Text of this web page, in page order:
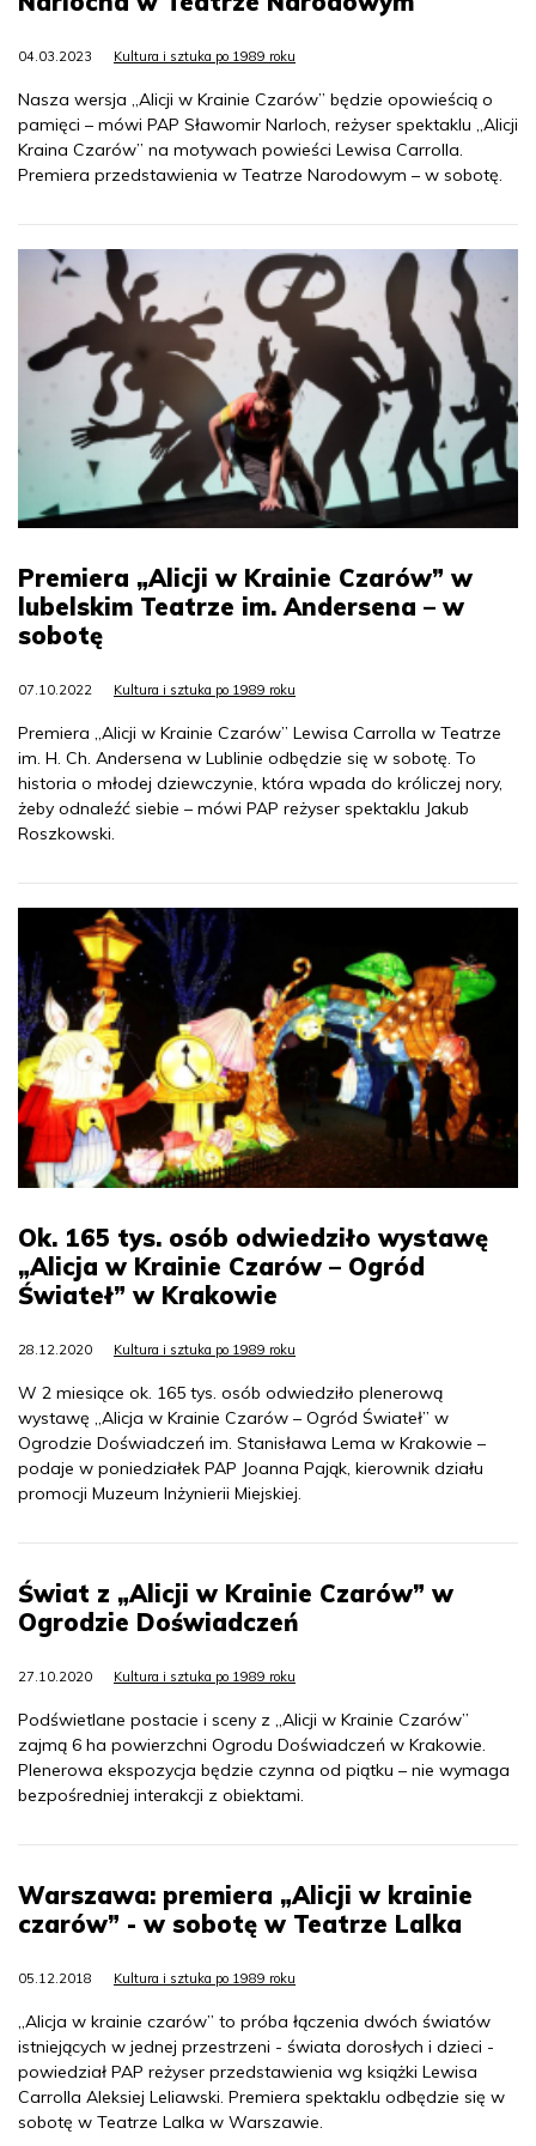
04.03.2023 Kultura i sztuka po 1989 roku
Nasza wersja „Alicji w Krainie Czarów” będzie opowieścią o
pamięci – mówi PAP Sławomir Narloch, reżyser spektaklu „Alicji
Kraina Czarów” na motywach powieści Lewisa Carrolla.
Premiera przedstawienia w Teatrze Narodowym – w sobotę.
Premiera „Alicji w Krainie Czarów” w
lubelskim Teatrze im. Andersena – w
sobotę
07.10.2022 Kultura i sztuka po 1989 roku
Premiera „Alicji w Krainie Czarów” Lewisa Carrolla w Teatrze
im. H. Ch. Andersena w Lublinie odbędzie się w sobotę. To
historia o młodej dziewczynie, która wpada do króliczej nory,
żeby odnaleźć siebie – mówi PAP reżyser spektaklu Jakub
Roszkowski.
Ok. 165 tys. osób odwiedziło wystawę
„Alicja w Krainie Czarów – Ogród
Świateł” w Krakowie
28.12.2020 Kultura i sztuka po 1989 roku
W 2 miesiące ok. 165 tys. osób odwiedziło plenerową
wystawę „Alicja w Krainie Czarów – Ogród Świateł” w
Ogrodzie Doświadczeń im. Stanisława Lema w Krakowie –
podaje w poniedziałek PAP Joanna Pająk, kierownik działu
promocji Muzeum Inżynierii Miejskiej.
Świat z „Alicji w Krainie Czarów” w
Ogrodzie Doświadczeń
27.10.2020 Kultura i sztuka po 1989 roku
Podświetlane postacie i sceny z „Alicji w Krainie Czarów”
zajmą 6 ha powierzchni Ogrodu Doświadczeń w Krakowie.
Plenerowa ekspozycja będzie czynna od piątku – nie wymaga
bezpośredniej interakcji z obiektami.
Warszawa: premiera „Alicji w krainie
czarów” - w sobotę w Teatrze Lalka
05.12.2018 Kultura i sztuka po 1989 roku
„Alicja w krainie czarów” to próba łączenia dwóch światów
istniejących w jednej przestrzeni - świata dorosłych i dzieci -
powiedział PAP reżyser przedstawienia wg książki Lewisa
Carrolla Aleksiej Leliawski. Premiera spektaklu odbędzie się w
sobotę w Teatrze Lalka w Warszawie.